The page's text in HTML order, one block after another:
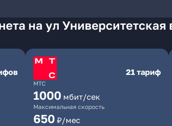
на ул Университетская
МТС
21 тариф
1000 мбит/сек
Максимальная скорость
650 ₽/мес